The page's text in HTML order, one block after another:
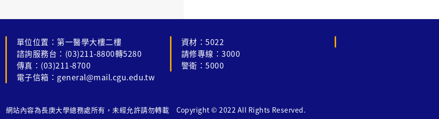
單位位置：第一醫學大樓二樓
諮詢服務台：(03)211-8800轉5280
傳真：(03)211-8700
電子信箱：general@mail.cgu.edu.tw
資材：5022
請修專線：3000
警衛：5000
網站內容為長庚大學總務處所有，未經允許請勿轉載 Copyright © 2022 All Rights Reserved.